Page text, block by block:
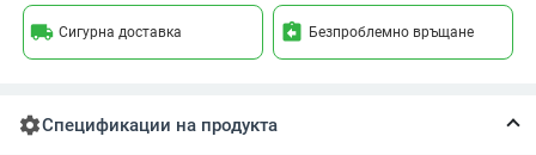
local_shipping Сигурна доставка assignment_return Безпроблемно връщане
settingsСпецификации на продукта